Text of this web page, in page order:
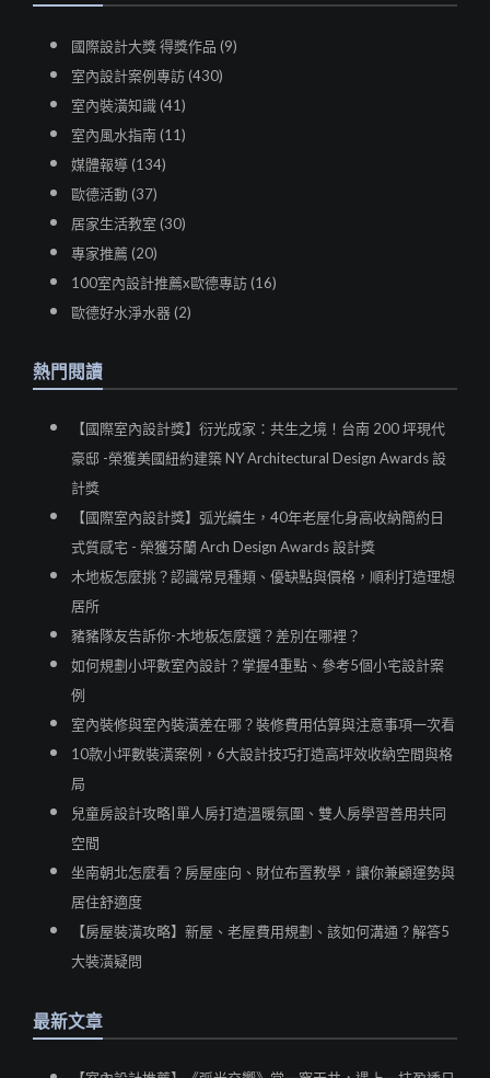
國際設計大獎 得獎作品 (9)
室內設計案例專訪 (430)
室內裝潢知識 (41)
室內風水指南 (11)
媒體報導 (134)
歐德活動 (37)
居家生活教室 (30)
專家推薦 (20)
100室內設計推薦x歐德專訪 (16)
歐德好水淨水器 (2)
熱門閱讀
【國際室內設計獎】衍光成家：共生之境！台南 200 坪現代
豪邸 -榮獲美國紐約建築 NY Architectural Design Awards 設
計獎
【國際室內設計獎】弧光續生，40年老屋化身高收納簡約日
式質感宅 - 榮獲芬蘭 Arch Design Awards 設計獎
木地板怎麼挑？認識常見種類、優缺點與價格，順利打造理想
居所
豬豬隊友告訴你-木地板怎麼選？差別在哪裡？
如何規劃小坪數室內設計？掌握4重點、參考5個小宅設計案
例
室內裝修與室內裝潢差在哪？裝修費用估算與注意事項一次看
10款小坪數裝潢案例，6大設計技巧打造高坪效收納空間與格
局
兒童房設計攻略|單人房打造溫暖氛圍、雙人房學習善用共同
空間
坐南朝北怎麼看？房屋座向、財位布置教學，讓你兼顧運勢與
居住舒適度
【房屋裝潢攻略】新屋、老屋費用規劃、該如何溝通？解答5
大裝潢疑問
最新文章